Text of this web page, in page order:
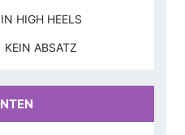
IN HIGH HEELS
KEIN ABSATZ